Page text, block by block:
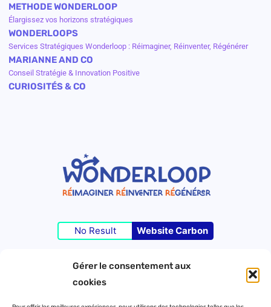
Gérer le consentement aux
cookies
METHODE WONDERLOOP
Élargissez vos horizons stratégiques
WONDERLOOPS
Services Stratégiques Wonderloop : Réimaginer, Réinventer, Régénérer
MARIANNE AND CO
Conseil Stratégie & Innovation Positive
CURIOSITÉS & CO
No Result Website Carbon